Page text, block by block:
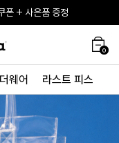
폰 + 사은품 증정
0
웨어 라스트 피스